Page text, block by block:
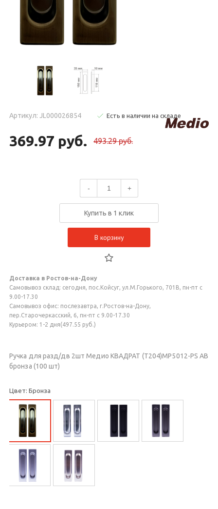
Артикул: JL000026854 Есть в наличии на складе
369.97 руб. 493.29 руб.
- +
Купить в 1 клик
В корзину
Доставка в Ростов-на-Дону
Самовывоз склад: сегодня, пос.Койсуг, ул.М.Горького, 701В, пн-пт с
9.00-17.30
Самовывоз офис: послезавтра, г.Ростов-на-Дону,
пер.Старочеркасский, 6, пн-пт с 9.00-17.30
Курьером: 1-2 дня(497.55 руб.)
Ручка для разд/дв 2шт Медио КВАДРАТ (T204)MP5012-PS AB
бронза (100 шт)
Цвет: Бронза